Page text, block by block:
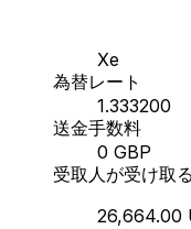
Xe
為替レート
1.333200
送金手数料
0 GBP
受取人が受け取
26,664.00